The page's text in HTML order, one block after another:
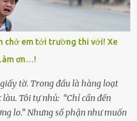
Trí học giỏi mà hiền, sau này
em gái: Mai, Lan và Hương – ba
nhỏ sau này như hoa mai nở
mấy cũng cần đất màu, mà nhà
Năm đó, Trí đỗ Đại học Bách
chở em tới trường thi với! Xe
ơn…!
tờ. Trong đầu là hàng loạt
Tôi tự nhủ: “Chỉ cần đến
lo.” Nhưng số phận như muốn